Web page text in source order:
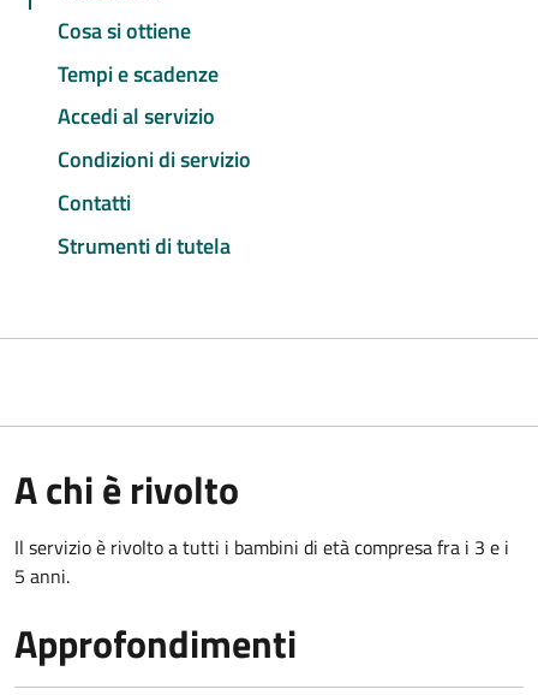
Cosa si ottiene
Tempi e scadenze
Accedi al servizio
Condizioni di servizio
Contatti
Strumenti di tutela
A chi è rivolto
Il servizio è rivolto a tutti i bambini di età compresa fra i 3 e i
5 anni.
Approfondimenti